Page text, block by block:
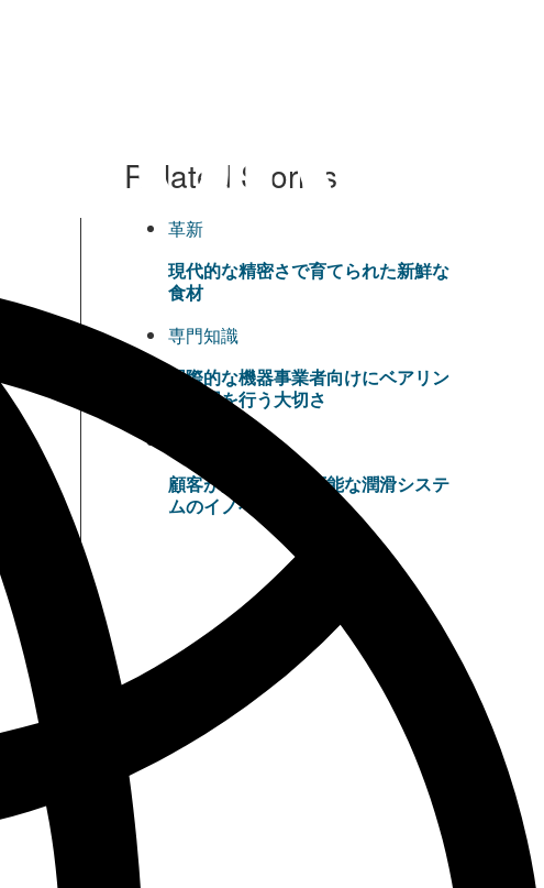
Related Stories
革新
現代的な精密さで育てられた新鮮な
食材
専門知識
国際的な機器事業者向けにベアリン
グ修理を行う大切さ
顧客が決める持続可能な潤滑システ
ムのイノベーション